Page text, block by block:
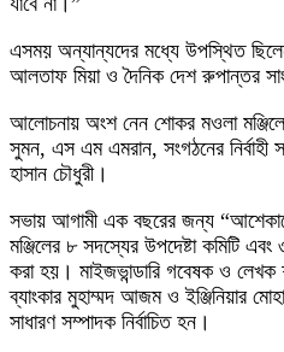
এসময় অন্যান্যদের মধ্যে উপস্থিত
আলতাফ মিয়া ও দৈনিক দেশ রুপান্তর
আলোচনায় অংশ নেন শোকর মওলা
সুমন, এস এম এমরান, সংগঠনের
হাসান চৌধুরী।
সভায় আগামী এক বছরের জন্য
মঞ্জিলের ৮ সদস্যের উপদেষ্টা কমিটি এবং
করা হয়। মাইজভান্ডারি গবেষক ও লেখক
ব্যাংকার মুহাম্মদ আজম ও ইঞ্জিনিয়ার
সাধারণ সম্পাদক নির্বাচিত হন।